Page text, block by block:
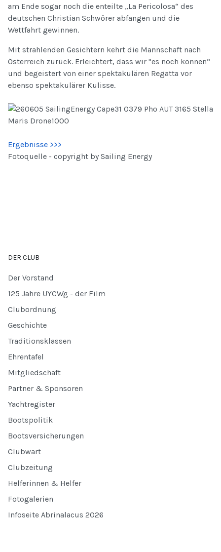
am Ende sogar noch die enteilte „La Pericolosa“ des
deutschen Christian Schwörer abfangen und die
Wettfahrt gewinnen.
Mit strahlenden Gesichtern kehrt die Mannschaft nach
Österreich zurück. Erleichtert, dass wir "es noch können“
und begeistert von einer spektakulären Regatta vor
ebenso spektakulärer Kulisse.
Ergebnisse >>>
Fotoquelle - copyright by Sailing Energy
DER CLUB
Der Vorstand
125 Jahre UYCWg - der Film
Clubordnung
Geschichte
Traditionsklassen
Ehrentafel
Mitgliedschaft
Partner & Sponsoren
Yachtregister
Bootspolitik
Bootsversicherungen
Clubwart
Clubzeitung
Helferinnen & Helfer
Fotogalerien
Infoseite Abrinalacus 2026